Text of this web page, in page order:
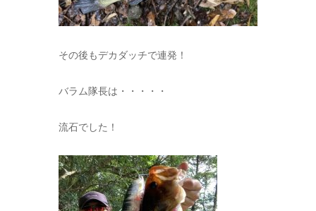
その後もデカダッチで連発！
バラム隊長は・・・・・
流石でした！